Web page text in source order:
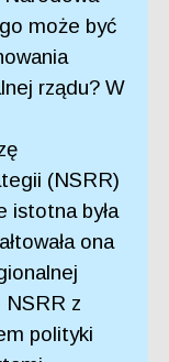
może być
rządu? W
(NSRR)
istotna była
ona
NSRR z
polityki